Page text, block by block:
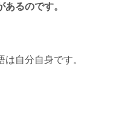
るのです。
は自分自身です。